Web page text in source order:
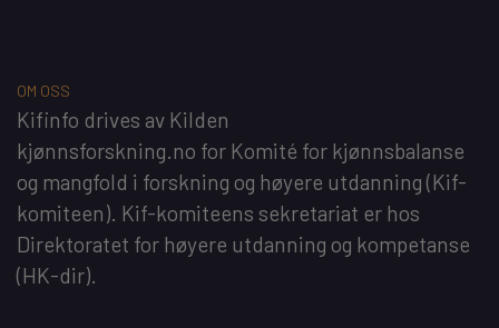
OM OSS
Kifinfo drives av Kilden
kjønnsforskning.no for Komité for kjønnsbalanse
og mangfold i forskning og høyere utdanning(Kif-
komiteen). Kif-komiteens sekretariat er hos
Direktoratet for høyere utdanning og kompetanse
(HK-dir).